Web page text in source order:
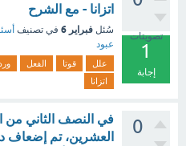
تصويتات
1
إجابة
اتزانا - مع الشرح
سُئل فبراير 6 في تصنيف
عبود
علل قوتا الفعل ورد
اتزانا
0
في النصف الثاني من
العشرين، تم إضعاف